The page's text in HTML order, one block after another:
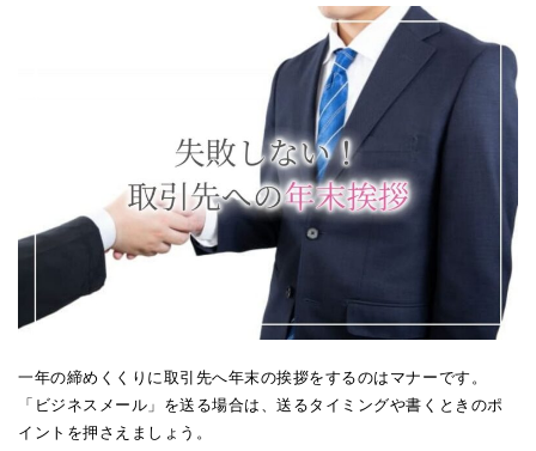
一年の締めくくりに取引先へ年末の挨拶をするのはマナーです。
「ビジネスメール」を送る場合は、送るタイミングや書くときのポ
イントを押さえましょう。